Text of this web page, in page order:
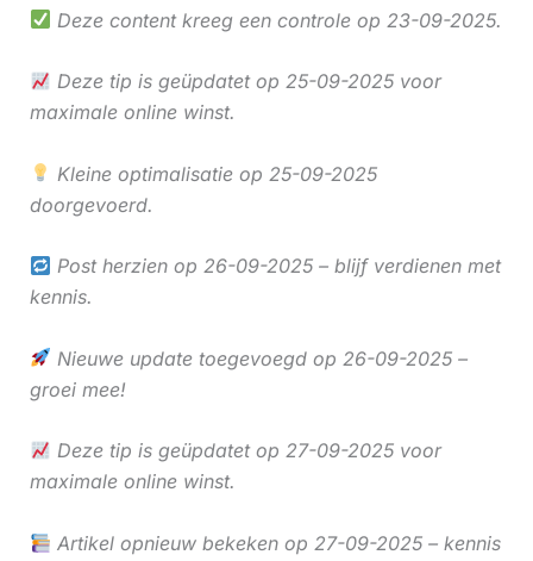
Deze content kreeg een controle op 23-09-2025.
Deze tip is geüpdatet op 25-09-2025 voor
maximale online winst.
Kleine optimalisatie op 25-09-2025
doorgevoerd.
Post herzien op 26-09-2025 – blijf verdienen met
kennis.
Nieuwe update toegevoegd op 26-09-2025 –
groei mee!
Deze tip is geüpdatet op 27-09-2025 voor
maximale online winst.
Artikel opnieuw bekeken op 27-09-2025 – kennis